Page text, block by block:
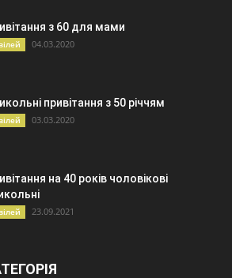
з 60 для мами
04.03.2020
привітання з 50 річчям
03.03.2020
на 40 років чоловікові
23.09.2021